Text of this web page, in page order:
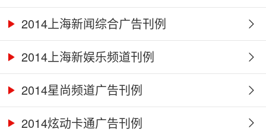
2014上海新闻综合广告刊例
2014上海新娱乐频道刊例
2014星尚频道广告刊例
2014炫动卡通广告刊例